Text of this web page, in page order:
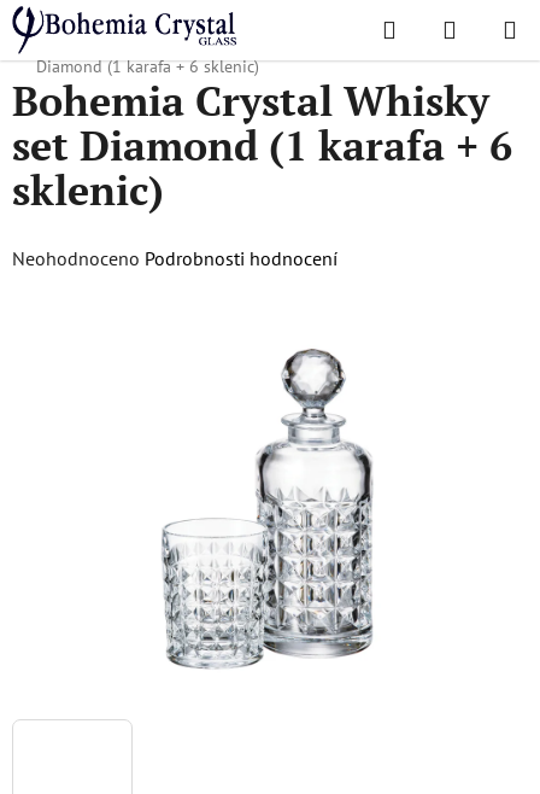
Přejít
na
obsah
Hledat
KOŠÍK
Domů
/ Oblíbené kolekce / Diamond
Bohemia Crystal Whisky set
Diamond (1 karafa + 6 sklenic)
Bohemia Crystal Whisky
set Diamond (1 karafa + 6
sklenic)
Průměrné
Neohodnoceno Podrobnosti hodnocení